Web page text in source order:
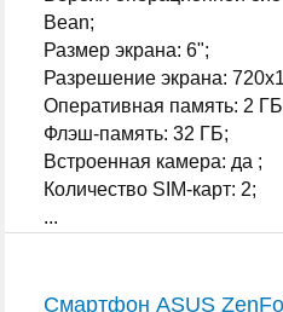
Bean;
Размер экрана: 6";
Разрешение экрана:
Оперативная память: 2
Флэш-память: 32 ГБ;
Встроенная камера: да ;
Количество SIM-карт: 2;
...
Смартфон ASUS